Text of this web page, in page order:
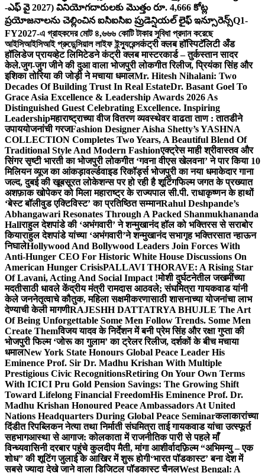
-ఎఫ్ వై 2027) వినియోగదారులకు మొత్తం రూ. 4,666 కోట్ల
ప్రయోజనాలను చెల్లించిన ఐసిఐసిఐ ప్రుడెన్షియల్ లైఫ్ ఇన్సూరెన్స్Q1-
FY2027-এ গ্রাহকদের মোট ৪,৬৬৬ কোটি টাকার সুবিধা প্রদান করেছে
আইসিআইসিআই প্রুডেন্সিয়াল লাইফ ইন্স্যুরেন্সकंट्री क्लब हॉस्पिटॅलिटी अँड
हॉलिडेज प्रायव्हेट लिमिटेडने कंट्री क्लब मास्टरकार्ड – तुर्कस्तान सादर
केले.जुग-जुग जीने की दुआ वाला भोजपुरी लोकगीत रिलीज, प्रियंका सिंह और
इशिका तोरिया की जोड़ी ने मचाया धमालMr. Hitesh Nihalani: Two
Decades Of Building Trust In Real EstateDr. Basant Goel To
Grace Asia Excellence & Leadership Awards 2026 As
Distinguished Guest Celebrating Excellence. Inspiring
Leadershipमहाराष्ट्राच्या वीज वितरण व्यवस्थेवर वाढता ताण : तातडीने
उपाययोजनांची गरजFashion Designer Aisha Shetty’s YASHNA
COLLECTION Completes Two Years, A Beautiful Blend Of
Traditional Style And Modern Fashionएक्ट्रेस माही श्रीवास्तव और
सिंगर सृष्टी भारती का भोजपुरी लोकगीत ‘गवना वीएस खेलवना’ ने पार किया 10
मिलियन व्यूज का आंकड़ावर्ल्डवाइड रिकॉर्ड्स भोजपुरी का नया धमाकेदार गाना
जल्द, दुबई की खूबसूरत लोकेशन्स पर हो रही है शूटिंगफिल्म जगत के प्रख्यात
अशफ़ाक खोपेकर को मिला महाराष्ट्र के राज्यपाल सी.पी. राधाकृष्णन के हाथों
‘बेस्ट बॉलीवुड एक्टिविस्ट’ का प्रतिष्ठित सम्मानRahul Deshpande’s
Abhangawari Resonates Through A Packed Shanmukhananda
Hallराहुल देशपांडे की ‘अभंगवारी’ ने शन्मुखानंद हॉल को भक्तिरस से सराबोर
कियाराहुल देशपांडे यांच्या ‘अभंगवारी’ने शन्मुखानंद सभागृह भक्तिरसात न्हाऊन
निघालेHollywood And Bollywood Leaders Join Forces With
Anti-Hunger CEO For Historic White House Discussions On
American Hunger CrisisPALLAVI THORAVE: A Rising Star
Of Lavani, Acting And Social Impact !मोशी दुर्घटनेतील जखमींच्या
मदतीसाठी धावले केंद्रीय मंत्री रामदास आठवले; संघमित्रा गायकवाड यांनी
केले जननेतृत्वाचे कौतुक, महिला सक्षमीकरणासाठी शासनाच्या योजनांचा लाभ
देण्याची केली मागणीRAJESHH DATTATRYA BHUJLE The Art
Of Being Unforgettable Some Men Follow Trends. Some Men
Create Themविजय यादव के निर्देशन में बनी प्रेम सिंह और रक्षा गुप्ता की
भोजपुरी फिल्म ‘जोरू का गुलाम’ का ट्रेलर रिलीज, दर्शकों के बीच मचाया
धमालNew York State Honours Global Peace Leader His
Eminence Prof. Sir Dr. Madhu Krishan With Multiple
Prestigious Civic RecognitionsRetiring On Your Own Terms
With ICICI Pru Gold Pension Savings: The Growing Shift
Toward Lifelong Financial FreedomHis Eminence Prof. Dr.
Madhu Krishan Honoured Peace Ambassadors At United
Nations Headquarters During Global Peace Seminarकलाकारांच्या
दिंडीत रिपब्लिकन नेत्या तथा निर्माती संघमित्रा ताई गायकवाड यांचा उत्स्फूर्त
सहभागआस्था से आगाज: कोलकाता में राजनीतिक पारी से पहले माँ
विन्ध्यवासिनी दरबार पहुंचे कुलदीप मैती, मांगा आशीर्वादफ़िल्म “अभिमन्यु – एक
शोध” की शूटिंग जुलाई के आखिर में शुरू होगी‘भारत पॉडकास्ट’ बना देश में
सबसे ज्यादा देखे जाने वाला डिजिटल पॉडकास्ट चैनलWest Bengal: A